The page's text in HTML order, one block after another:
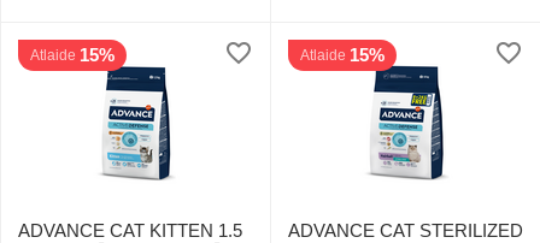
Atlaide 15%
ADVANCE CAT KITTEN 1.5
Atlaide 15%
ADVANCE CAT STERILIZED